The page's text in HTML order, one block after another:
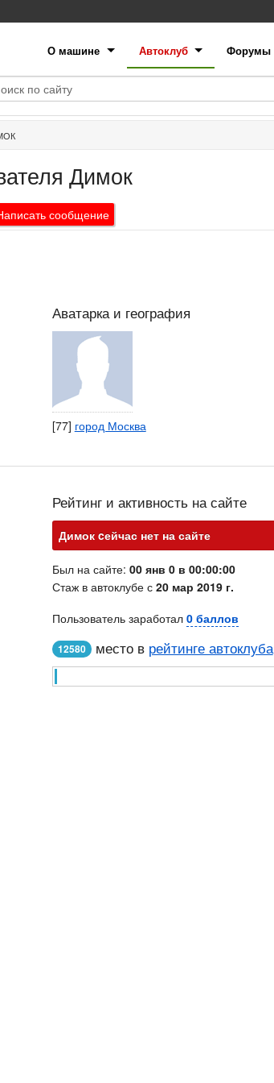
О машине Автоклуб Форумы
Димок
сообщение
Аватарка и география
[77] город Москва
Рейтинг и активность на сайте
Димок cейчас нет на сайте
Был на сайте: 00 янв 0 в 00:00:00
Стаж в автоклубе с 20 мар 2019 г.
Пользователь заработал 0 баллов
12580 место в рейтинге автоклуба